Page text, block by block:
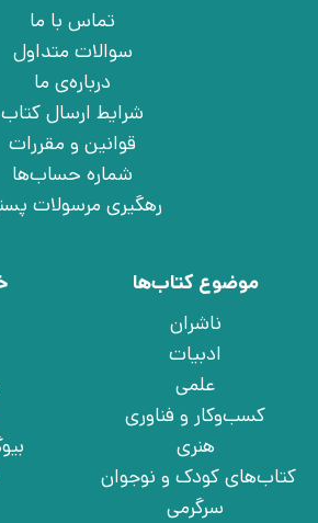
تماس با ما
سوالات متداول
درباره‌ی ما
شرایط ارسال کتاب
قوانین و مقررات
شماره حساب‌ها
رهگیری مرسولات
موضوع کتاب‌ها
ناشران
ادبیات
علمی
کسب‌وکار و فناوری
هنری
کتاب‌های کودک و نوجوان
سرگرمی